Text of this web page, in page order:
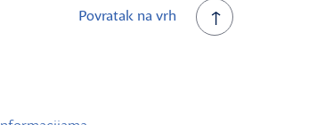
Povratak na vrh